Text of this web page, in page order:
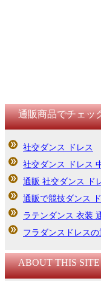
通販商品でチェッ
社交ダンス ドレス
社交ダンス ドレス
通販 社交ダンス ド
通販で競技ダンス
ラテンダンス 衣装
フラダンスドレスの
ABOUT THIS SITE